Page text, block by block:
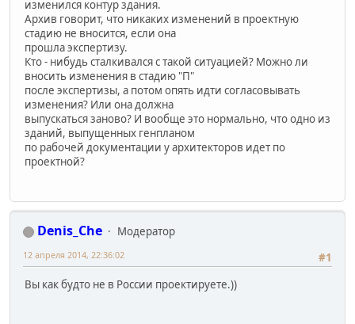
изменился контур здания.
Архив говорит, что никаких изменений в проектную
стадию не вносится, если она
прошла экспертизу.
Кто - нибудь сталкивался с такой ситуацией? Можно ли
вносить изменения в стадию "П"
после экспертизы, а потом опять идти согласовывать
изменения? Или она должна
выпускаться заново? И вообще это нормально, что одно из
зданий, выпущенных генпланом
по рабочей документации у архитекторов идет по
проектной?
Denis_Che
Модератор
#1
12 апреля 2014, 22:36:02
Вы как будто не в России проектируете.))